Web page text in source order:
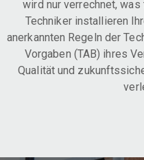
wird nur verrechnet,
Techniker installieren
anerkannten Regeln der
Vorgaben (TAB) ihres
Qualität und